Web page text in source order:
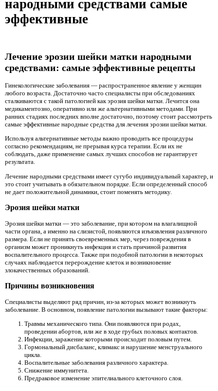
народными средствами самые
эффективные
Лечение эрозии шейки матки народными
средствами: самые эффективные рецепты
Гинекологические заболевания — распространенное явление у женщин
любого возраста. Достаточно часто специалисты при обследованиях
сталкиваются с такой патологией как эрозия шейки матки. Лечится она
медикаментозно, оперативно или же альтернативными методами. При
ранних стадиях последних вполне достаточно, поэтому стоит рассмотреть
самые эффективные народные средства для лечения эрозии шейки матки.
Используя альтернативные методы важно проводить все процедуры
согласно рекомендациям, не прерывая курса терапии. Если их не
соблюдать, даже применение самых лучших способов не гарантирует
результата.
Лечение народными средствами имеет сугубо индивидуальный характер, и
это стоит учитывать в обязательном порядке. Если определенный способ
не дает положительной динамики, стоит поменять методику.
Эрозия шейки матки
Эрозия шейки матки — это заболевание, при котором на влагалищной
части органа, а именно на слизистой, появляются изъязвления различного
размера. Если не принять своевременных мер, через повреждения в
организм может проникнуть инфекция и стать причиной развития
воспалительного процесса. Также при подобной патологии в некоторых
случаях наблюдается перерождение клеток и возникновение
злокачественных образований.
Причины возникновения
Специалисты выделяют ряд причин, из-за которых может возникнуть
заболевание. В основном, появление патологии вызывают такие факторы:
Травмы механического типа. Они появляются при родах,
проведении абортов, или же в ходе грубых половых контактов.
Инфекции, заражение которыми происходит половым путем.
Гормональный дисбаланс, климакс и нарушение менструального
цикла.
Воспалительные заболевания различного характера.
Снижение иммунитета.
Предраковое изменение эпителиального клеточного слоя.